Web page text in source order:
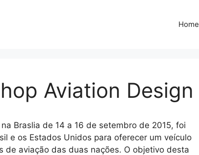
Home
Aviation Design
Braslia de 14 a 16 de setembro de 2015, foi
e os Estados Unidos para oferecer um veículo
de aviação das duas nações. O objetivo desta